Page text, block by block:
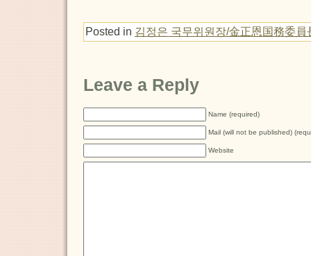
Posted in 김정은 국무위원장/金正恩国務委員
Leave a Reply
Name (required)
Mail (will not be published)
Website